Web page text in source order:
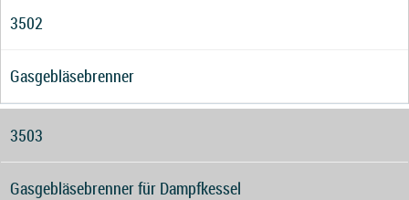
3502
Gasgebläsebrenner
3503
Gasgebläsebrenner für Dampfkessel